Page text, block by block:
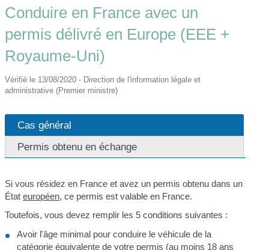
Conduire en France avec un
permis délivré en Europe (EEE +
Royaume-Uni)
Vérifié le 13/08/2020 - Direction de l'information légale et
administrative (Premier ministre)
Cas général
Permis obtenu en échange
Si vous résidez en France et avez un permis obtenu dans un
Étateuropéen, ce permis est valable en France.
Toutefois, vous devez remplir les 5 conditions suivantes :
Avoir l'âge minimal pour conduire le véhicule de la
catégorie équivalente de votre permis (au moins 18 ans